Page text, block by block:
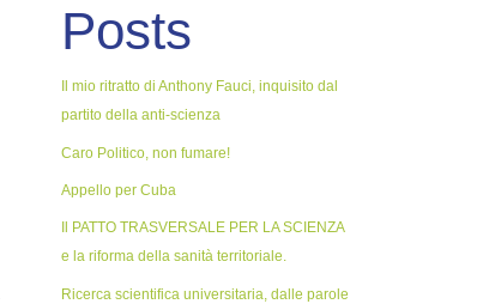
Posts
Il mio ritratto di Anthony Fauci, inquisito dal
partito della anti-scienza
Caro Politico, non fumare!
Appello per Cuba
Il PATTO TRASVERSALE PER LA SCIENZA
e la riforma della sanità territoriale.
Ricerca scientifica universitaria, dalle parole